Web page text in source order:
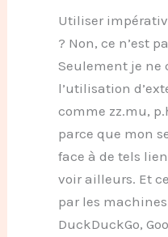
Utiliser
? Non, ce n’est
Seulement je ne
l’utilisation
comme zz.mu,
parce que mon
face à de tels
voir ailleurs. Et
par les
DuckDuckGo,